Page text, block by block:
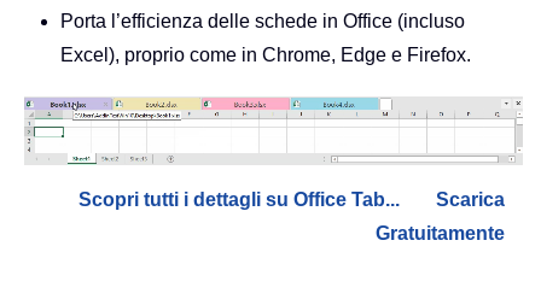
Porta l’efficienza delle schede in Office (incluso
Excel), proprio come in Chrome, Edge e Firefox.
Scopri tutti i dettagli su Office Tab...
Scarica
Gratuitamente